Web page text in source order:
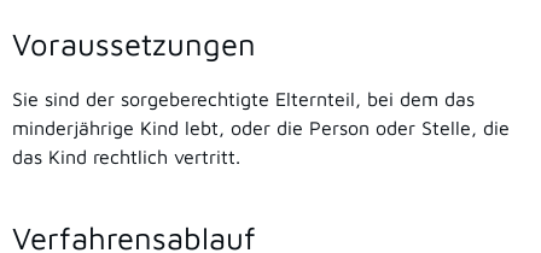
Voraussetzungen
Sie sind der sorgeberechtigte Elternteil, bei dem das
minderjährige Kind lebt, oder die Person oder Stelle, die
das Kind rechtlich vertritt.
Verfahrensablauf